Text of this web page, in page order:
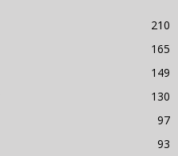
210
165
149
130
97
93